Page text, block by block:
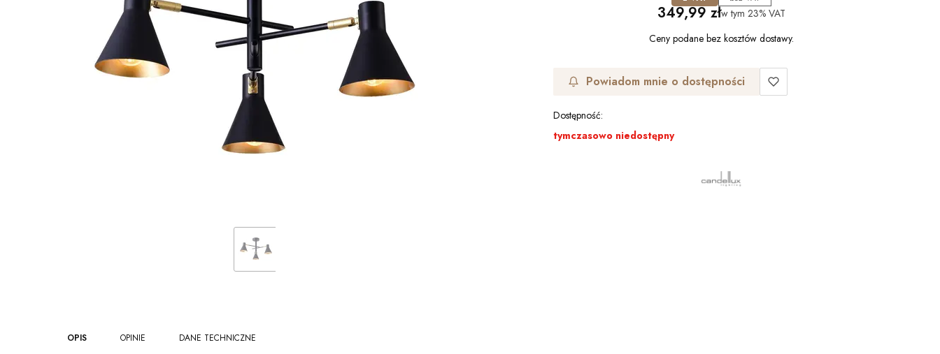
Cena
349,99 złw tym 23% VAT
Ceny podane bez kosztów dostawy.
Powiadom mnie o dostępności
Dostępność:
tymczasowo niedostępny
OPIS OPINIE DANE TECHNICZNE